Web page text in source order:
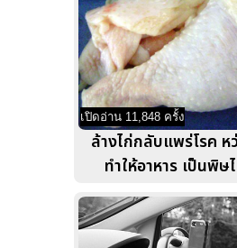
เปิดอ่าน 11,848 ครั้ง
ล้างไก่กลับแพร่โรค ห
ทำให้อาหาร เป็นพิษ